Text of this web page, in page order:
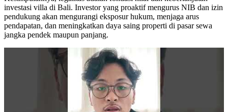
New Ecotourism Initiative Attracts Bali Tourists
Bali Officers Help Australian Tourist Find
Bali’s Economic Mystery: More Flights, Empty
Redevelopment Of Popular Bali Tourist Beach
British Man Faces 10-Year Prison Demand
investasi villa di Bali. Investor yang proaktif mengurus NIB dan izin
pendukung akan mengurangi eksposur hukum, menjaga arus
pendapatan, dan meningkatkan daya saing properti di pasar sewa
jangka pendek maupun panjang.